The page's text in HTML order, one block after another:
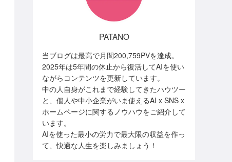
PATANO
当ブログは最高で月間200,759PVを達成。
2025年は5年間の休止から復活してAIを使い
ながらコンテンツを更新しています。
中の人自身がこれまで経験してきたハウツー
と、個人や中小企業がいま使えるAI x SNS x
ホームページに関するノウハウをご紹介して
います。
AIを使った最小の労力で最大限の収益を作っ
て、快適な人生を楽しみましょう！